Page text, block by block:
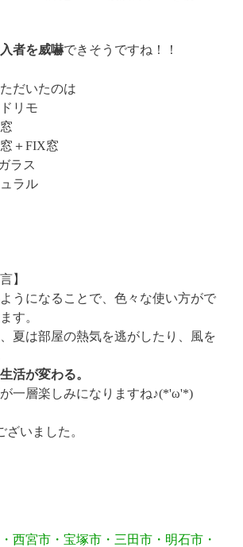
者を威嚇できそうですね！！
だいたのは
リモ
＋FIX窓
ラス
ラル
】
うになることで、色々な使い方がで
す。
夏は部屋の熱気を逃がしたり、風を
活が変わる。
一層楽しみになりますね♪(*'ω'*)
ざいました。
西宮市・宝塚市・三田市・明石市・